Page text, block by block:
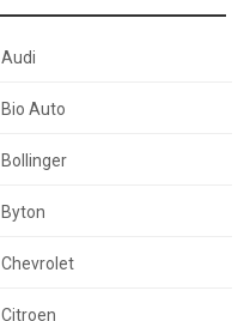
Audi
Bio Auto
Bollinger
Byton
Chevrolet
Citroen